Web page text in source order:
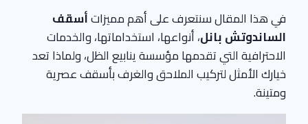
في هذا المقال سنتعرف على أهم مميزاتأسقف
الساندوتش بانل، أنواعها، استخداماتها، والخدمات
الاحترافية التي تقدمها مؤسسة ينابيع الظل، ولماذا تعد
خيارك الأمثل لتركيب الملاحق والغرف بأسقف عصرية
ومتينة.